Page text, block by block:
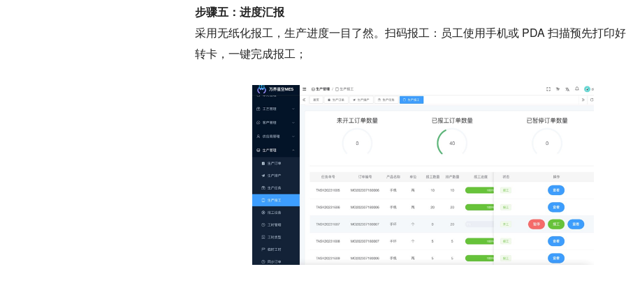
步骤五：进度汇报
采用无纸化报工，生产进度一目了然。扫码报工：员工使用手机或 PDA 扫描预先打印
转卡，一键完成报工；